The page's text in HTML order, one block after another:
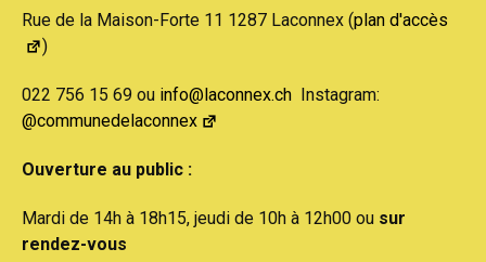
Rue de la Maison-Forte 11 1287 Laconnex (plan d'accès
)
022 756 15 69 ou info@laconnex.ch Instagram:
@communedelaconnex
Ouverture au public :
Mardi de 14h à 18h15, jeudi de 10h à 12h00 ou sur
rendez-vous